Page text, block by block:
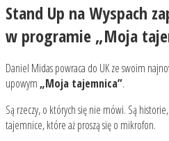
Stand Up na Wyspach
w programie „Moja
Daniel Midas powraca do UK ze swoim
upowym„Moja tajemnica”.
Są rzeczy, o których się nie mówi. Są
tajemnice, które aż proszą się o mikrofon.